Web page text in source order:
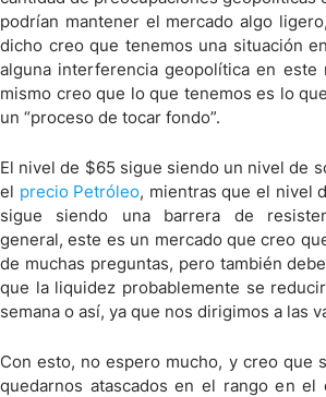
podrían mantener el mercado algo
dicho creo que tenemos una situación
alguna interferencia geopolítica en este
mismo creo que lo que tenemos es lo
un “proceso de tocar fondo”.
El nivel de $65 sigue siendo un nivel de
el precio Petróleo, mientras que el nivel
sigue siendo una barrera de
general, este es un mercado que creo
de muchas preguntas, pero también
que la liquidez probablemente se
semana o así, ya que nos dirigimos a las
Con esto, no espero mucho, y creo que
quedarnos atascados en el rango en el